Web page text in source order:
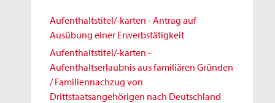
Aufenthaltstitel/-karten - Antrag auf
Ausübung einer Erwerbstätigkeit
Aufenthaltstitel/-karten -
Aufenthaltserlaubnis aus familiären Gründen
/ Familiennachzug von
Drittstaatsangehörigen nach Deutschland